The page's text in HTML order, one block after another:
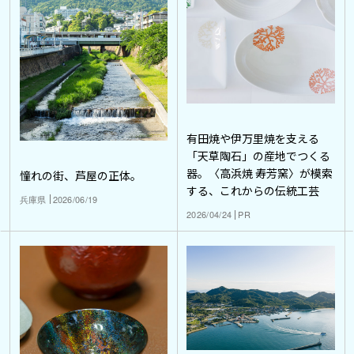
憧れの街、芦屋の正体。
兵庫県 2026/06/19
有田焼や伊万里焼を支える
「天草陶石」の産地でつくる
器。〈高浜焼 寿芳窯〉が模索
する、これからの伝統工芸
2026/04/24 PR